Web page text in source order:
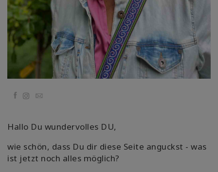
More
Actualités
FacebookEmail
Hallo Du wundervolles DU,
wie schön, dass Du dir diese Seite anguckst - was
ist jetzt noch alles möglich?